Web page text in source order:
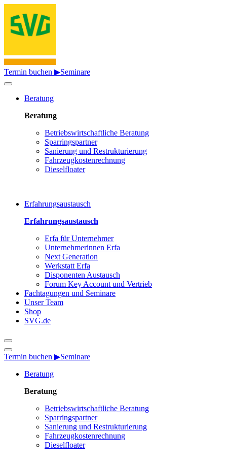
Termin buchen ▶Seminare
Beratung
Beratung
Betriebswirtschaftliche Beratung
Sparringspartner
Sanierung und Restrukturierung
Fahrzeugkostenrechnung
Dieselfloater
Erfahrungsaustausch
Erfahrungsaustausch
Erfa für Unternehmer
Unternehmerinnen Erfa
Next Generation
Werkstatt Erfa
Disponenten Austausch
Forum Key Account und Vertrieb
Fachtagungen und Seminare
Unser Team
Shop
SVG.de
Termin buchen ▶Seminare
Beratung
Beratung
Betriebswirtschaftliche Beratung
Sparringspartner
Sanierung und Restrukturierung
Fahrzeugkostenrechnung
Dieselfloater